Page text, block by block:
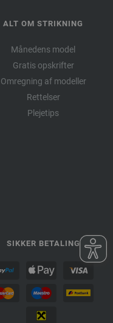
ALT OM STRIKNING
Månedens model
Gratis opskrifter
Omregning af modeller
Rettelser
Plejetips
SIKKER BETALING